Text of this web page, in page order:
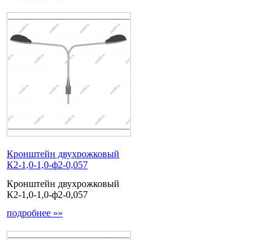
Кронштейн двухрожковый
К2-1,0-1,0-ф2-0,057
Кронштейн двухрожковый
К2-1,0-1,0-ф2-0,057
подробнее »»